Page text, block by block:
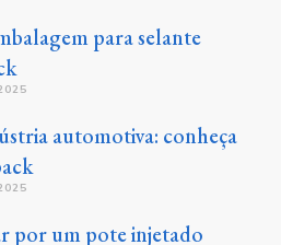
para selante
automotiva: conheça
por um pote injetado